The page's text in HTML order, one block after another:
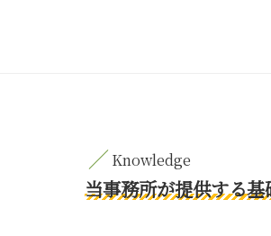
当事務所が提供する基